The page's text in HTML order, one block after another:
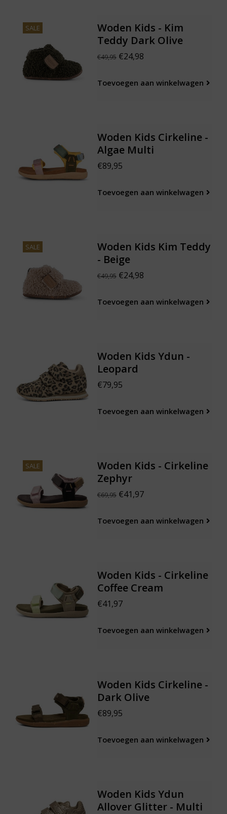
SALE
Woden Kids - Kim
Teddy Dark Olive
€49,95€24,98
Toevoegen aan winkelwagen
Woden Kids Cirkeline -
Algae Multi
€89,95
Toevoegen aan winkelwagen
SALE
Woden Kids Kim Teddy
- Beige
€49,95€24,98
Toevoegen aan winkelwagen
Woden Kids Ydun -
Leopard
€79,95
Toevoegen aan winkelwagen
SALE
Woden Kids - Cirkeline
Zephyr
€69,95€41,97
Toevoegen aan winkelwagen
Woden Kids - Cirkeline
Coffee Cream
€41,97
Toevoegen aan winkelwagen
Woden Kids Cirkeline -
Dark Olive
€89,95
Toevoegen aan winkelwagen
Woden Kids Ydun
Allover Glitter - Multi